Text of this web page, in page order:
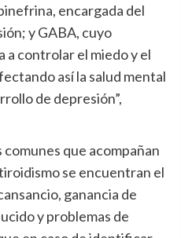
encargada del
y GABA, cuyo
a controlar el miedo y el
así la salud mental
de depresión”,
comunes que acompañan
se encuentran el
ganancia de
y problemas de